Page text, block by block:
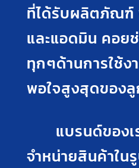
ที่ได้รับผลิตภัณฑ์
และแอดมิน คอย
ทุกๆด้านการใช้ง
พอใจสูงสุดของ
แบรนด์ของเร
จำหน่ายสินค้าใน